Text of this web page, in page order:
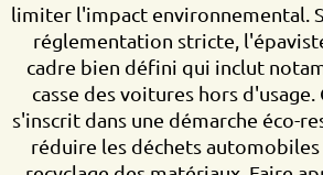
limiter l'impact environnemental.
réglementation stricte,
cadre bien défini qui inclut
casse des voitures hors
s'inscrit dans une démarche éco-
réduire les déchets